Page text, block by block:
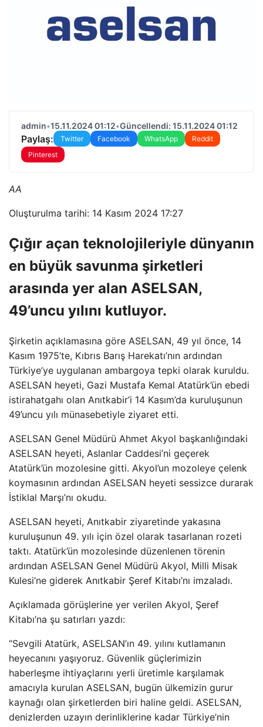
admin•15.11.2024 01:12•Güncellendi: 15.11.2024 01:12
Paylaş: Twitter Facebook WhatsApp
Reddit
Pinterest
AA
Oluşturulma tarihi: 14 Kasım 2024 17:27
Çığır açan teknolojileriyle dünyanın
en büyük savunma şirketleri
arasında yer alan ASELSAN,
49’uncu yılını kutluyor.
Şirketin açıklamasına göre ASELSAN, 49 yıl önce, 14
Kasım 1975’te, Kıbrıs Barış Harekatı’nın ardından
Türkiye’ye uygulanan ambargoya tepki olarak kuruldu.
ASELSAN heyeti, Gazi Mustafa Kemal Atatürk’ün ebedi
istirahatgahı olan Anıtkabir’i 14 Kasım’da kuruluşunun
49’uncu yılı münasebetiyle ziyaret etti.
ASELSAN Genel Müdürü Ahmet Akyol başkanlığındaki
ASELSAN heyeti, Aslanlar Caddesi’ni geçerek
Atatürk’ün mozolesine gitti. Akyol’un mozoleye çelenk
koymasının ardından ASELSAN heyeti sessizce durarak
İstiklal Marşı’nı okudu.
ASELSAN heyeti, Anıtkabir ziyaretinde yakasına
kuruluşunun 49. yılı için özel olarak tasarlanan rozeti
taktı. Atatürk’ün mozolesinde düzenlenen törenin
ardından ASELSAN Genel Müdürü Akyol, Milli Misak
Kulesi’ne giderek Anıtkabir Şeref Kitabı’nı imzaladı.
Açıklamada görüşlerine yer verilen Akyol, Şeref
Kitabı’na şu satırları yazdı:
“Sevgili Atatürk, ASELSAN’ın 49. yılını kutlamanın
heyecanını yaşıyoruz. Güvenlik güçlerimizin
haberleşme ihtiyaçlarını yerli üretimle karşılamak
amacıyla kurulan ASELSAN, bugün ülkemizin gurur
kaynağı olan şirketlerden biri haline geldi. ASELSAN,
denizlerden uzayın derinliklerine kadar Türkiye’nin